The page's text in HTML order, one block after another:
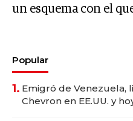
un esquema con el
Popular
1. Emigró de Venezuela,
Chevron en EE.UU. y